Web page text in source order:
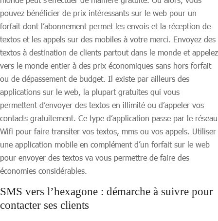
pouvez bénéficier de prix intéressants sur le web pour un
forfait dont l’abonnement permet les envois et la réception de
textos et les appels sur des mobiles à votre merci. Envoyez des
textos à destination de clients partout dans le monde et appelez
vers le monde entier à des prix économiques sans hors forfait
ou de dépassement de budget. Il existe par ailleurs des
applications sur le web, la plupart gratuites qui vous
permettent d’envoyer des textos en illimité ou d’appeler vos
contacts gratuitement. Ce type d’application passe par le réseau
Wifi pour faire transiter vos textos, mms ou vos appels. Utiliser
une application mobile en complément d’un forfait sur le web
pour envoyer des textos va vous permettre de faire des
économies considérables.
SMS vers l’hexagone : démarche à suivre pour
contacter ses clients